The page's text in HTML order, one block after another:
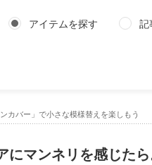
アイテムを探す 記
カバー」で小さな模様替えを楽しもう
にマンネリを感じた